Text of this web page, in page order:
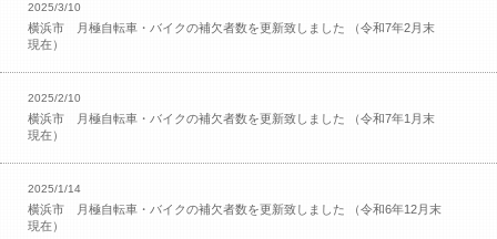
2025/3/10
横浜市 月極自転車・バイクの補欠者数を更新致しました （令和7年2月末
現在）
2025/2/10
横浜市 月極自転車・バイクの補欠者数を更新致しました （令和7年1月末
現在）
2025/1/14
横浜市 月極自転車・バイクの補欠者数を更新致しました （令和6年12月末
現在）